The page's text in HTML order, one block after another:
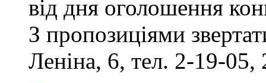
від дня оголошення
З пропозиціями
Леніна, 6, тел. 2-19-05,